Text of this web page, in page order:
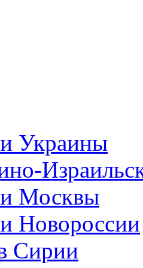
Украины
Москвы
Новороссии
Сирии